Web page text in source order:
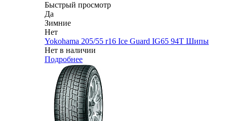
Быстрый просмотр
Да
Зимние
Нет
Yokohama 205/55 r16 Ice Guard IG65 94T Шипы
Нет в наличии
Подробнее